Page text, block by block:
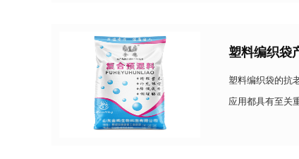
塑料编织袋
塑料编织袋的抗
应用都具有至关